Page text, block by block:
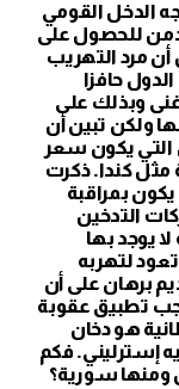
الدخل القومي
للحصول على
مرد التهريب
حافزا
غنى وبذلك على
ولكن تبين أن
التي يكون سعر
مثل كندا. ذكرت
بمراقبة
التدخين
يوجد بها
لتهربه
برهان على أن
تطبيق عقوبة
بريطانية هو دخان
3.800 مليون جنيه إسترليني. فكم
ومنها سورية؟